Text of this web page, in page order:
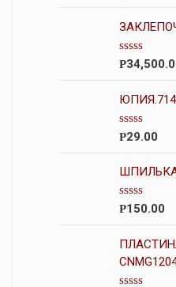
О
ц
е
н
а
0
з
5
О
н
а
0
з
5
Р
О
н
а
0
5
Р29.00
О
н
к
а
0
Р150.00